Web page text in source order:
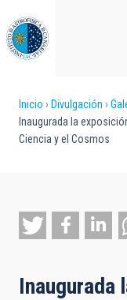
al
contenido
principal
Sobrescribir
enlaces
a
la
navegación
Inicio Divulgación
Inaugurada la
Ciencia y el Cosmos
Inaugurada